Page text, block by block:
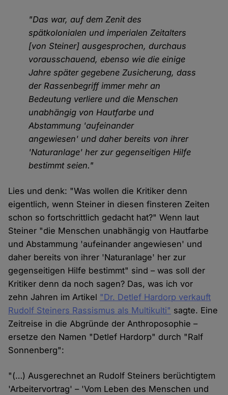
"Das war, auf dem Zenit des
spätkolonialen und imperialen Zeit­alters
[von Steiner] ausgesprochen, durchaus
vorausschauend, ebenso wie die einige
Jahre später gegebene Zusicherung, dass
der Rassen­begriff immer mehr an
Bedeutung verliere und die Menschen
unabhängig von Hautfarbe und
Abstammung 'aufeinander
angewiesen' und daher bereits von ihrer
'Naturanlage' her zur gegenseitigen Hilfe
bestimmt seien."
Lies und denk: "Was wollen die Kritiker denn
eigentlich, wenn Steiner in diesen finsteren Zeiten
schon so fortschrittlich gedacht hat?" Wenn laut
Steiner "die Menschen unabhängig von Hautfarbe
und Abstammung 'aufeinander angewiesen' und
daher bereits von ihrer 'Naturanlage' her zur
gegenseitigen Hilfe bestimmt" sind – was soll der
Kritiker denn da noch sagen? Das, was ich vor
zehn Jahren im Artikel "Dr. Detlef Hardorp verkauft
Rudolf Steiners Rassismus als Multikulti" sagte. Eine
Zeitreise in die Abgründe der Anthroposophie –
ersetze den Namen "Detlef Hardorp" durch "Ralf
Sonnenberg":
"(…) Ausgerechnet an Rudolf Steiners berüchtigtem
'Arbeitervortrag' – 'Vom Leben des Menschen und